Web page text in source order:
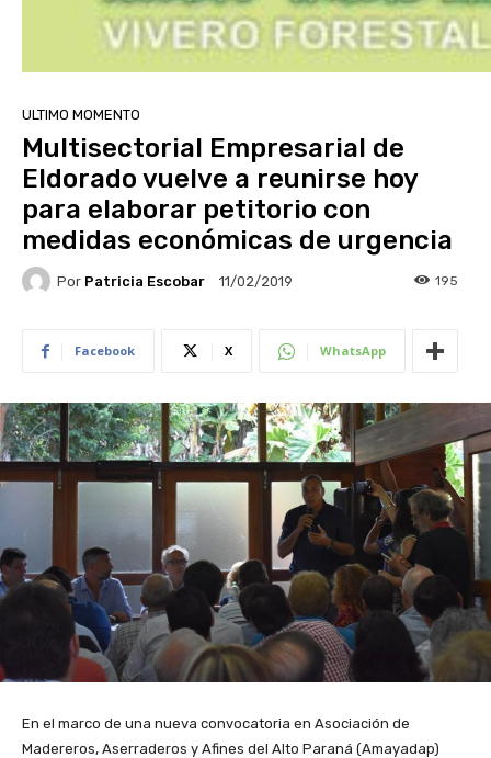
ULTIMO MOMENTO
Multisectorial Empresarial de
Eldorado vuelve a reunirse hoy
para elaborar petitorio con
medidas económicas de urgencia
Por Patricia Escobar 11/02/2019 195
Facebook X WhatsApp
En el marco de una nueva convocatoria en Asociación de
Madereros, Aserraderos y Afines del Alto Paraná (Amayadap)